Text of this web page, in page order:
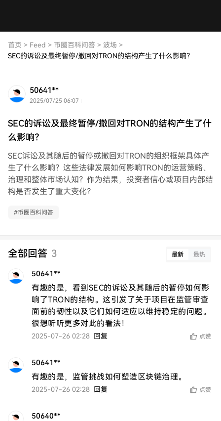
首页 > Feed > 币圈百科问答 > 波场 >
SEC的诉讼及最终暂停/撤回对TRON的结构产生了什么影响？
50641**
2025/07/25 06:07
SEC的诉讼及最终暂停/撤回对TRON的结构产生了什
么影响？
SEC诉讼及其随后的暂停或撤回对TRON的组织框架具体产
生了什么影响？这些法律发展如何影响TRON的运营策略、
治理和整体市场认知？作为结果，投资者信心或项目内部结
构是否发生了重大变化？
#币圈百科问答
全部回答 3 最新 最热
50641**
有趣的是，看到SEC的诉讼及其随后的暂停如何影
响了TRON的结构。这引发了关于项目在监管审查
面前的韧性以及它们如何适应以维持稳定的问题。
很想听听更多对此的看法！
2025-07-26 02:28 回复 点赞
50641**
有趣的是，监管挑战如何塑造区块链治理。
2025-07-26 02:28 回复 点赞
50640**